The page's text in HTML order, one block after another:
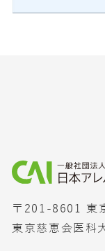
〒201-8601 東
東京慈恵会医科